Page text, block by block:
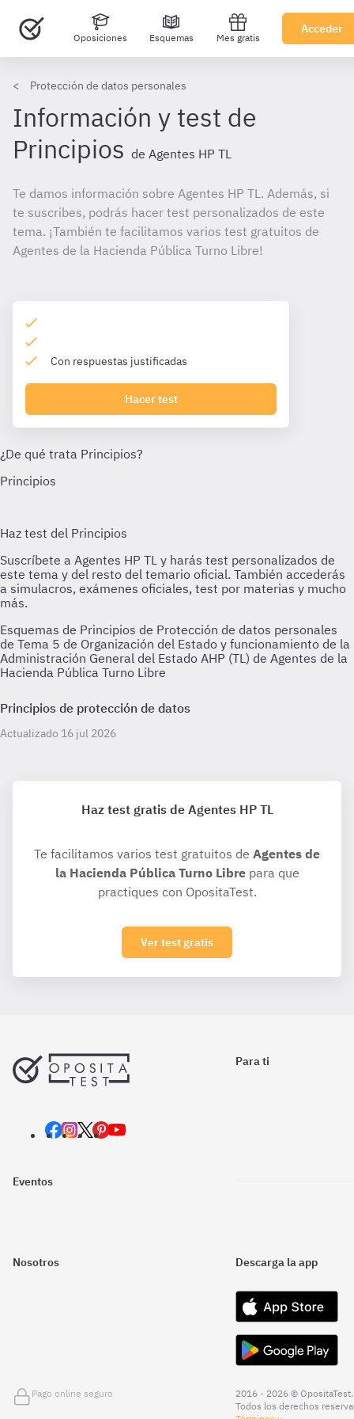
Oposiciones Esquemas Mes gratis
Acceder
Protección de datos personales
Información y test de
Principios de Agentes HP TL
Te damos información sobre Agentes HP TL. Además, si
te suscribes, podrás hacer test personalizados de este
tema. ¡También te facilitamos varios test gratuitos de
Agentes de la Hacienda Pública Turno Libre!
Con respuestas justificadas
Hacer test
Esquemas de Principios de Protección de datos personales
de Tema 5 de Organización del Estado y funcionamiento de la
Administración General del Estado AHP (TL) de Agentes de la
Hacienda Pública Turno Libre
Principios de protección de datos
Actualizado 16 jul 2026
Haz test gratis de Agentes HP TL
Te facilitamos varios test gratuitos de Agentes de
la Hacienda Pública Turno Librepara que
practiques con OpositaTest.
Ver test gratis
Para ti
Eventos
Nosotros Descarga la app
Pago online seguro
2016 - 2026 © OpositaTest.
Todos los derechos